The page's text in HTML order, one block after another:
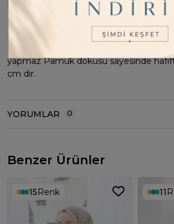
ÜRÜN BILGISI
Ürünümüz pamuk jakardır. Dört
yapmaz Pamuk dokusu sayesinde
cm dir.
YORUMLAR 0
Benzer Ürünler
15Renk 11